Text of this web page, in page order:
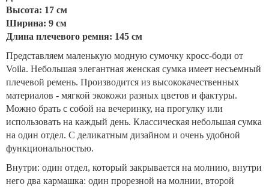
Высота: 17 см
Ширина: 9 см
Длина плечевого ремня: 145 см
Представляем маленькую модную сумочку кросс-боди от
Voila. Небольшая элегантная женская сумка имеет несъемный
плечевой ремень. Производится из высококачественных
материалов - мягкой экокожи разных цветов и фактуры.
Можно брать с собой на вечеринку, на прогулку или
использовать на каждый день. Классическая небольшая сумка
на один отдел. С деликатным дизайном и очень удобной
функциональностью.
Внутри: один отдел, который закрывается на молнию, внутри
него два кармашка: один прорезной на молнии, второй